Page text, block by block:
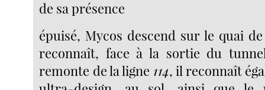
de sa présence
épuisé, Mycos descend sur le quai
reconnaît, face à la sortie du
remonte de la ligne 114, il reconnaît